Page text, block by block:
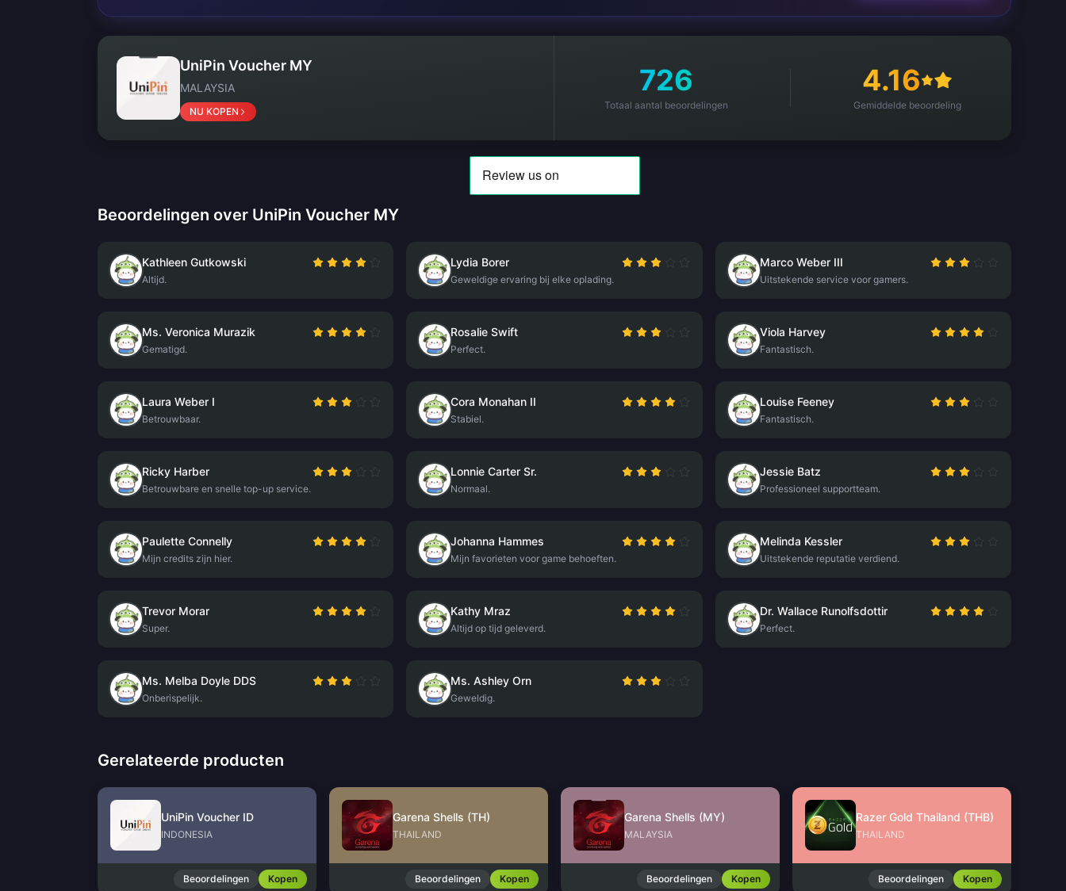
UniPin Voucher MY
MALAYSIA
NU KOPEN
726
Totaal aantal beoordelingen
4.16
Gemiddelde beoordeling
Beoordelingen over UniPin Voucher MY
Kathleen Gutkowski
Altijd.
Lydia Borer
Geweldige ervaring bij elke oplading.
Marco Weber III
Uitstekende service voor gamers.
Ms. Veronica Murazik
Gematigd.
Rosalie Swift
Perfect.
Viola Harvey
Fantastisch.
Laura Weber I
Betrouwbaar.
Cora Monahan II
Stabiel.
Louise Feeney
Fantastisch.
Ricky Harber
Betrouwbare en snelle top-up service.
Lonnie Carter Sr.
Normaal.
Jessie Batz
Professioneel supportteam.
Paulette Connelly
Mijn credits zijn hier.
Johanna Hammes
Mijn favorieten voor game behoeften.
Melinda Kessler
Uitstekende reputatie verdiend.
Trevor Morar
Super.
Kathy Mraz
Altijd op tijd geleverd.
Dr. Wallace Runolfsdottir
Perfect.
Ms. Melba Doyle DDS
Onberispelijk.
Ms. Ashley Orn
Geweldig.
Gerelateerde producten
UniPin Voucher ID
INDONESIA
Beoordelingen Kopen
Garena Shells (TH)
THAILAND
Beoordelingen Kopen
Garena Shells (MY)
MALAYSIA
Beoordelingen Kopen
Razer Gold Thailand (THB)
THAILAND
Beoordelingen Kopen